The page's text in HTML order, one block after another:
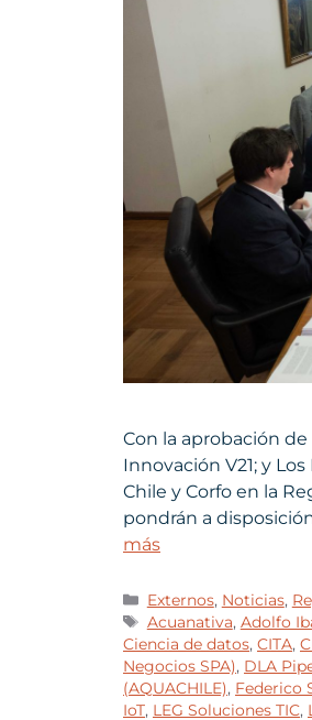
Con la aprobación
Innovación V21; y
Chile y Corfo en la
pondrán a
más
Externos, Noticias,
Acuanativa, Adolfo
Ciencia de datos, CITA,
Negocios SPA), DLA
(AQUACHILE), Federico
IoT, LEG Soluciones TIC,